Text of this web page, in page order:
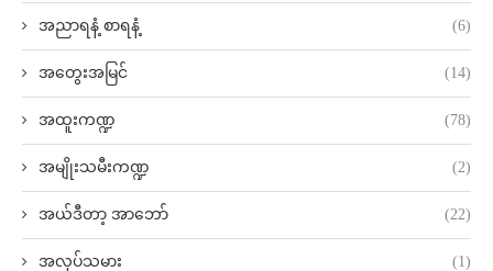
အညာရနံ့ စာရနံ့ (6)
အတွေးအမြင် (14)
အထူးကဏ္ဍ (78)
အမျိုးသမီးကဏ္ဍ (2)
အယ်ဒီတာ့ အာဘော် (22)
အလုပ်သမား (1)